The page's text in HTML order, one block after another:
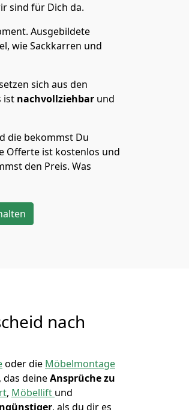
sind für Dich da.
Ausgebildete
wie Sackkarren und
sich aus den
ist nachvollziehbar und
die bekommst Du
Offerte ist kostenlos und
den Preis. Was
nach
oder die Möbelmontage
das deineAnsprüche zu
, Möbellift und
, als du dir es